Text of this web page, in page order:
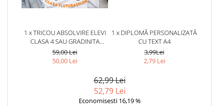
1 x TRICOU ABSOLVIRE ELEVI
CLASA 4 SAU GRADINITA
CLASA FLUTURASILOR CU
TEXT SAU POZE ABS1065
59,00 Lei
50,00 Lei
1 x DIPLOMĂ PERSONALIZATĂ
CU TEXT A4
3,99Lei
2,79 Lei
62,99 Lei
52,79 Lei
Economisesti 16,19 %